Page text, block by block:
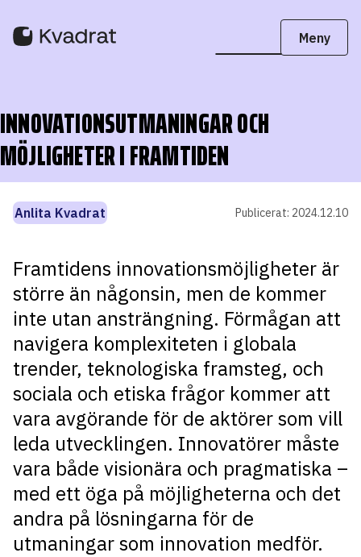
INNOVATIONSUTMANINGAR OCH
MÖJLIGHETER I FRAMTIDEN
Anlita Kvadrat Publicerat: 2024.12.10
Framtidens innovationsmöjligheter är
större än någonsin, men de kommer
inte utan ansträngning. Förmågan att
navigera komplexiteten i globala
trender, teknologiska framsteg, och
sociala och etiska frågor kommer att
vara avgörande för de aktörer som vill
leda utvecklingen. Innovatörer måste
vara både visionära och pragmatiska –
med ett öga på möjligheterna och det
andra på lösningarna för de
utmaningar som innovation medför.